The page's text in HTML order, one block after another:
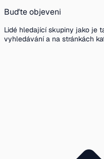
Buďte objeveni
Lidé hledající skupiny jako je
vyhledávání a na stránkách